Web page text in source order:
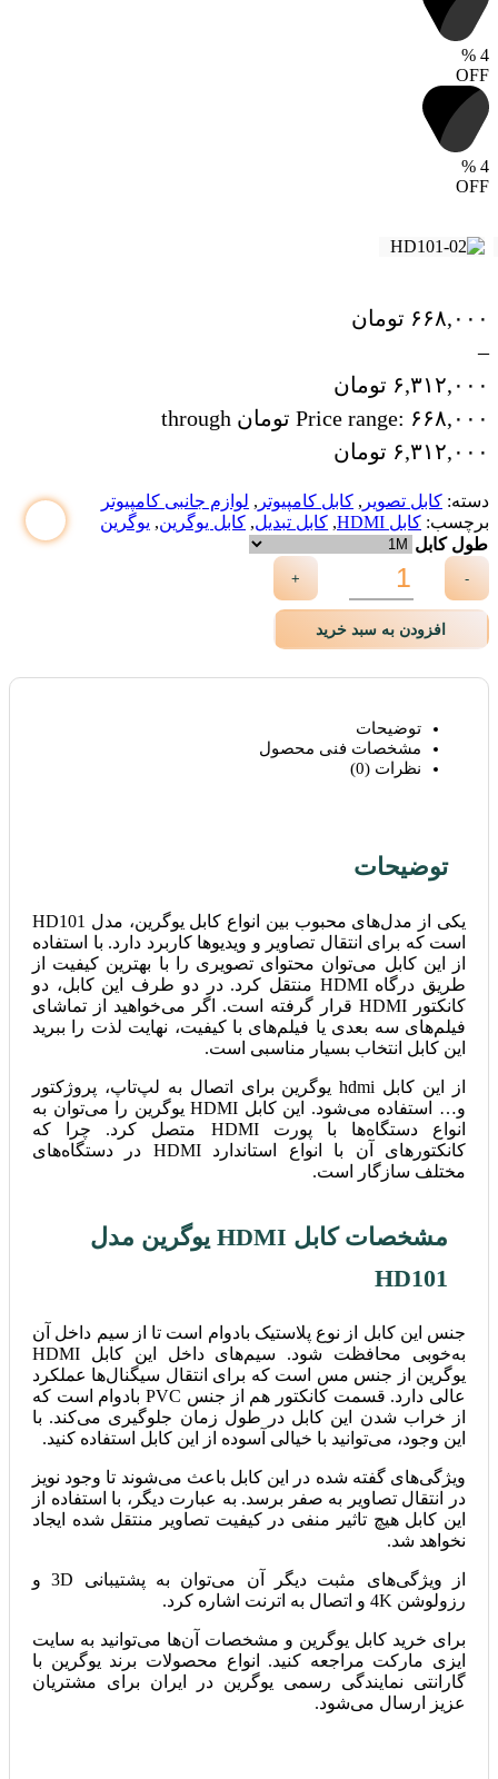
4
%
OFF
4
%
OFF
۶۶۸,۰۰۰ تومان
–
۶,۳۱۲,۰۰۰ تومان
Price range: ۶۶۸,۰۰۰ تومان through
۶,۳۱۲,۰۰۰ تومان
دسته: کابل تصویر , کابل کامپیوتر , لوازم جانبی کامپیوتر
برچسب: کابل HDMI , کابل تبدیل, کابل یوگرین, یوگرین
طول کابل
-
+
افزودن به سبد خرید
توضیحات
مشخصات فنی محصول
نظرات (0)
توضیحات
یکی از مدل‌های محبوب بین انواع کابل‌ یوگرین، مدل HD101
است که برای انتقال تصاویر و ویدیوها کاربرد دارد. با استفاده
از این کابل می‌توان محتوای تصویری را با بهترین کیفیت از
طریق درگاه HDMI منتقل کرد. در دو طرف این کابل، دو
کانکتور HDMI قرار گرفته است. اگر می‌خواهید از تماشای
فیلم‌های سه بعدی یا فیلم‌های با کیفیت، نهایت لذت را ببرید
این کابل انتخاب بسیار مناسبی است.
از این کابل hdmi یوگرین برای اتصال به لپ‌تاپ، پروژکتور
و… استفاده می‌شود. این کابل HDMI یوگرین را می‌توان به
انواع دستگاه‌ها با پورت HDMI متصل کرد. چرا که
کانکتورهای آن با انواع استاندارد HDMI در دستگاه‌های
مختلف سازگار است.
مشخصات کابل HDMI یوگرین مدل
HD101
جنس این کابل از نوع پلاستیک بادوام است تا از سیم داخل آن
به‌خوبی محافظت شود. سیم‌های داخل این کابل HDMI
یوگرین از جنس مس است که برای انتقال سیگنال‌ها عملکرد
عالی دارد. قسمت کانکتور هم از جنس PVC بادوام است که
از خراب شدن این کابل در طول زمان جلوگیری می‌کند. با
این وجود، می‌توانید با خیالی آسوده از این کابل استفاده کنید.
ویژگی‌های گفته شده در این کابل باعث می‌شوند تا وجود نویز
در انتقال تصاویر به صفر برسد. به عبارت دیگر، با استفاده از
این کابل هیچ تاثیر منفی در کیفیت تصاویر منتقل شده ایجاد
نخواهد شد.
از ویژگی‌های مثبت دیگر آن می‌توان به پشتیبانی 3D و
رزولوشن 4K و اتصال به اترنت اشاره کرد.
برای خرید کابل یوگرین و مشخصات آن‌ها می‌توانید به سایت
ایزی مارکت مراجعه کنید. انواع محصولات برند یوگرین با
گارانتی نمایندگی رسمی یوگرین در ایران برای مشتریان
عزیز ارسال می‌شود.